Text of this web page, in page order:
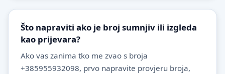
Što napraviti ako je broj sumnjiv ili izgleda
kao prijevara?
Ako vas zanima tko me zvao s broja
+385955932098, prvo napravite provjeru broja,